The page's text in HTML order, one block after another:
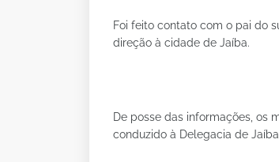
Foi feito contato com o pai do
direção à cidade de Jaíba.
De posse das informações, os
conduzido à Delegacia de